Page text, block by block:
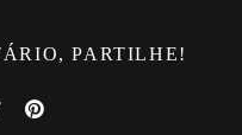
PARTILHE!